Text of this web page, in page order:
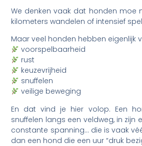
We denken vaak dat honden moe
kilometers wandelen of intensief
Maar veel honden hebben eigenlijk
voorspelbaarheid
rust
keuzevrijheid
snuffelen
veilige beweging
En dat vind je hier volop. Een
snuffelen langs een veldweg, in zijn
constante spanning… die is vaak
dan een hond die een uur “druk